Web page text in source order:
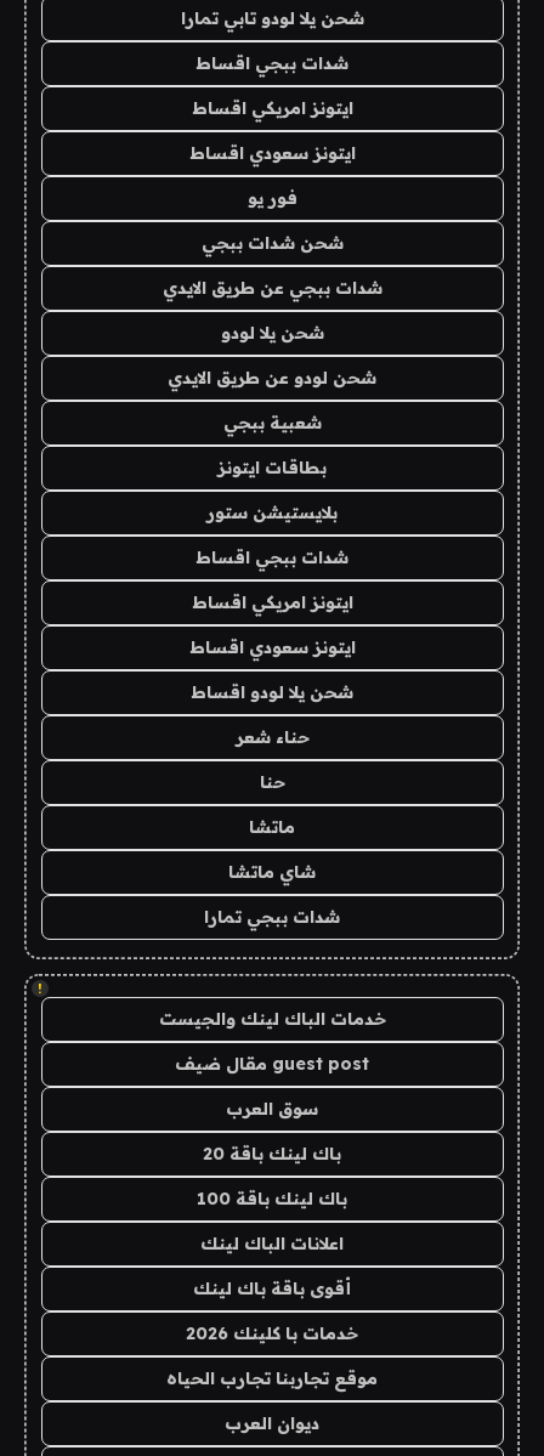
شحن يلا لودو تابي تمارا
شدات ببجي اقساط
ايتونز امريكي اقساط
ايتونز سعودي اقساط
فور يو
شحن شدات ببجي
شدات ببجي عن طريق الايدي
شحن يلا لودو
شحن لودو عن طريق الايدي
شعبية ببجي
بطاقات ايتونز
بلايستيشن ستور
شدات ببجي اقساط
ايتونز امريكي اقساط
ايتونز سعودي اقساط
شحن يلا لودو اقساط
حناء شعر
حنا
ماتشا
شاي ماتشا
شدات ببجي تمارا
!
خدمات الباك لينك والجيست
guest post مقال ضيف
سوق العرب
باك لينك باقة 20
باك لينك باقة 100
اعلانات الباك لينك
أقوى باقة باك لينك
خدمات با كلينك 2026
موقع تجاربنا تجارب الحياه
ديوان العرب